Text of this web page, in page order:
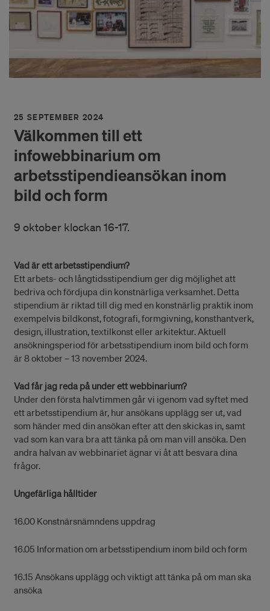
25 SEPTEMBER 2024
Välkommen till ett
infowebbinarium om
arbetsstipendieansökan inom
bild och form
9 oktober klockan 16-17.
Vad är ett arbetsstipendium?
Ett arbets- och långtidsstipendium ger dig möjlighet att
bedriva och fördjupa din konstnärliga verksamhet. Detta
stipendium är riktad till dig med en konstnärlig praktik inom
exempelvis bildkonst, fotografi, formgivning, konsthantverk,
design, illustration, textilkonst eller arkitektur. Aktuell
ansökningsperiod för arbetsstipendium inom bild och form
är 8 oktober – 13 november 2024.
Vad får jag reda på under ett webbinarium?
Under den första halvtimmen går vi igenom vad syftet med
ett arbetsstipendium är, hur ansökans upplägg ser ut, vad
som händer med din ansökan efter att den skickas in, samt
vad som kan vara bra att tänka på om man vill ansöka. Den
andra halvan av webbinariet ägnar vi åt att besvara dina
frågor.
Ungefärliga hålltider
16.00 Konstnärsnämndens uppdrag
16.05 Information om arbetsstipendium inom bild och form
16.15 Ansökans upplägg och viktigt att tänka på om man ska
ansöka